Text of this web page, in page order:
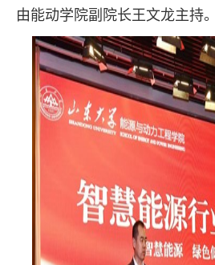
由能动学院副院长王文龙主持。